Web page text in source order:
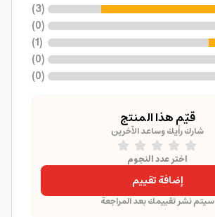
(
3
)
(
0
)
(
1
)
(
0
)
(
0
)
قيّم هذا المنتج
شارك رأيك وساعد الآخرين
اختر عدد النجوم
إضافة تقييم
سيتم نشر تقييمك بعد المراجعة